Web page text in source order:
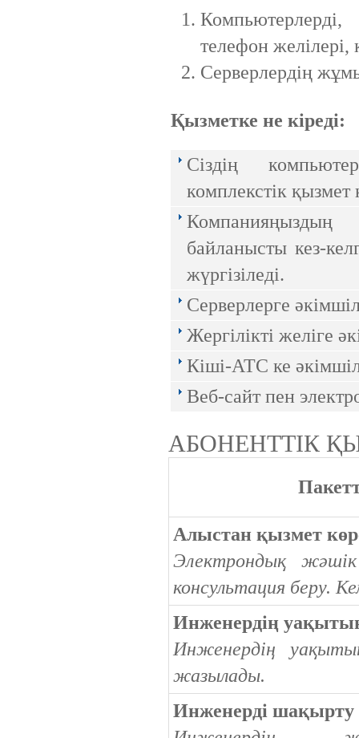
Компьютерлерді,
телефон желілері,
Серверлердің
Қызметке не кіреді:
Сіздің
комплекстік қызмет
байланысты кез-
жүргізіледі.
Серверлерге
Жергілікті желіге
Кіші-АТС ке
Веб-сайт пен
АБОНЕНТТІК
Алыстан қызмет
Электрондық
консультация беру.
Инженердің
Инженердің
жазылады.
Инженерді шақырту